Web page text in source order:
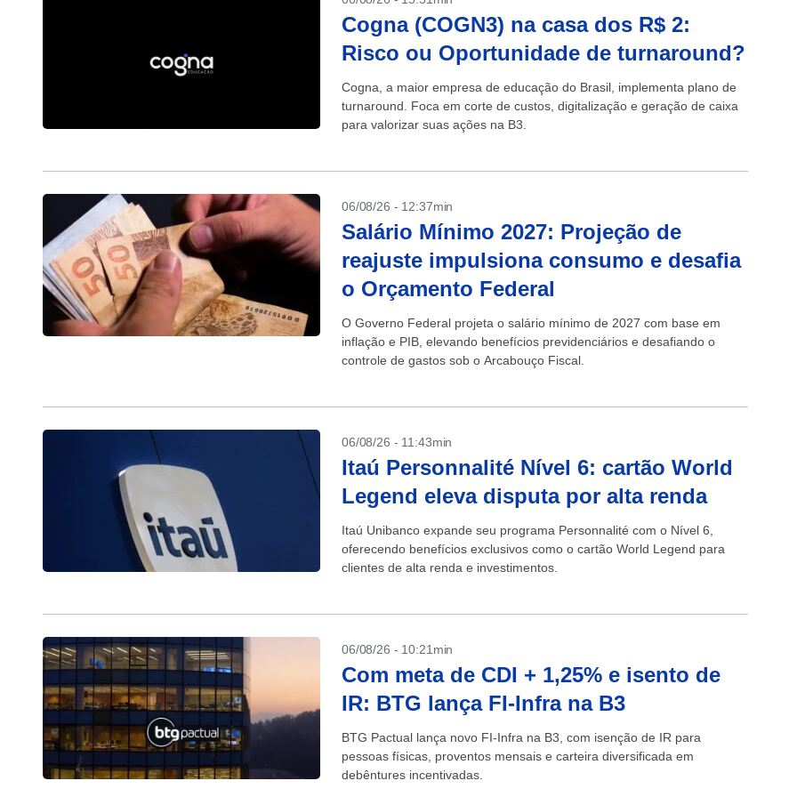
Cogna (COGN3) na casa dos R$ 2:
Risco ou Oportunidade de turnaround?
Cogna, a maior empresa de educação do Brasil, implementa plano de
turnaround. Foca em corte de custos, digitalização e geração de caixa
para valorizar suas ações na B3.
06/08/26 - 12:37min
Salário Mínimo 2027: Projeção de
reajuste impulsiona consumo e desafia
o Orçamento Federal
O Governo Federal projeta o salário mínimo de 2027 com base em
inflação e PIB, elevando benefícios previdenciários e desafiando o
controle de gastos sob o Arcabouço Fiscal.
06/08/26 - 11:43min
Itaú Personnalité Nível 6: cartão World
Legend eleva disputa por alta renda
Itaú Unibanco expande seu programa Personnalité com o Nível 6,
oferecendo benefícios exclusivos como o cartão World Legend para
clientes de alta renda e investimentos.
06/08/26 - 10:21min
Com meta de CDI + 1,25% e isento de
IR: BTG lança FI-Infra na B3
BTG Pactual lança novo FI-Infra na B3, com isenção de IR para
pessoas físicas, proventos mensais e carteira diversificada em
debêntures incentivadas.